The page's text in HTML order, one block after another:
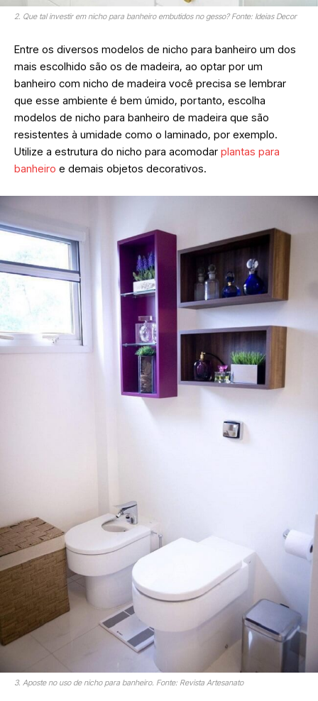
2. Que tal investir em nicho para banheiro embutidos no gesso? Fonte: Ideias Decor
Entre os diversos modelos de nicho para banheiro um dos
mais escolhido são os de madeira, ao optar por um
banheiro com nicho de madeira você precisa se lembrar
que esse ambiente é bem úmido, portanto, escolha
modelos de nicho para banheiro de madeira que são
resistentes à umidade como o laminado, por exemplo.
Utilize a estrutura do nicho para acomodar plantas para
banheiro e demais objetos decorativos.
3. Aposte no uso de nicho para banheiro. Fonte: Revista Artesanato